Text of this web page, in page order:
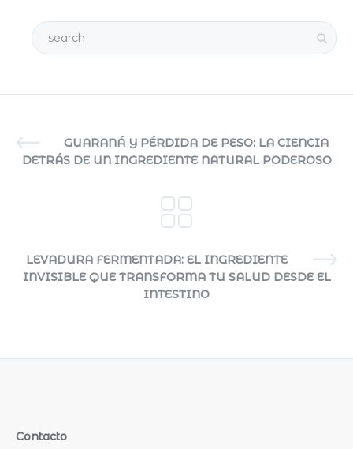
GUARANÁ Y PÉRDIDA DE PESO: LA CIENCIA
DETRÁS DE UN INGREDIENTE NATURAL PODEROSO
LEVADURA FERMENTADA: EL INGREDIENTE
INVISIBLE QUE TRANSFORMA TU SALUD DESDE EL
INTESTINO
Contacto